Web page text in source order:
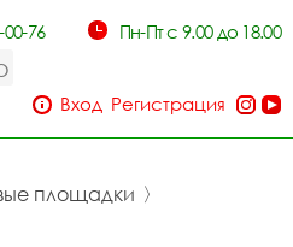
76 Пн-Пт с 9.00 до 18.00
Вход Регистрация
площадки 〉